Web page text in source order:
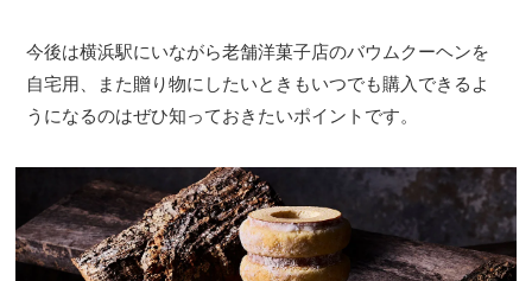
今後は横浜駅にいながら老舗洋菓子店のバウムクーヘンを
自宅用、また贈り物にしたいときもいつでも購入できるよ
うになるのはぜひ知っておきたいポイントです。